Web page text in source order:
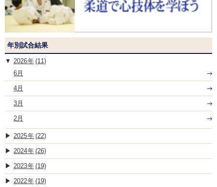
年別試合結果
2026
(11)
6月
4月
3月
2月
2025 (22)
2024 (26)
2023 (19)
2022 (19)